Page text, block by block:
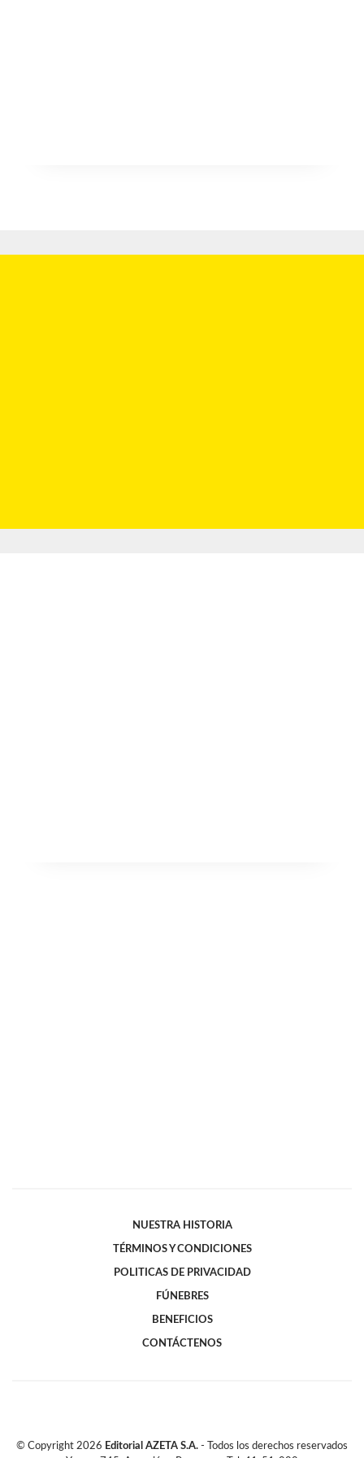
NUESTRA HISTORIA
TÉRMINOS Y CONDICIONES
POLITICAS DE PRIVACIDAD
FÚNEBRES
BENEFICIOS
CONTÁCTENOS
© Copyright 2026 Editorial AZETA S.A. - Todos los derechos reservados